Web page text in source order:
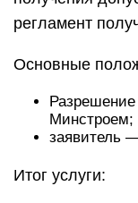
регламент
Основные
Минстроем;
заявитель
Итог услуги: